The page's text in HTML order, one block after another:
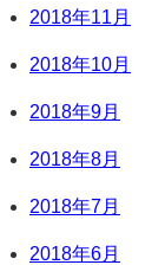
2018年11月
2018年10月
2018年9月
2018年8月
2018年7月
2018年6月